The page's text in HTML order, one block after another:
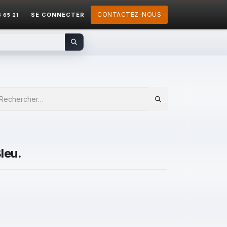
65 21 SE CONNECTER CONTACTEZ-NOUS